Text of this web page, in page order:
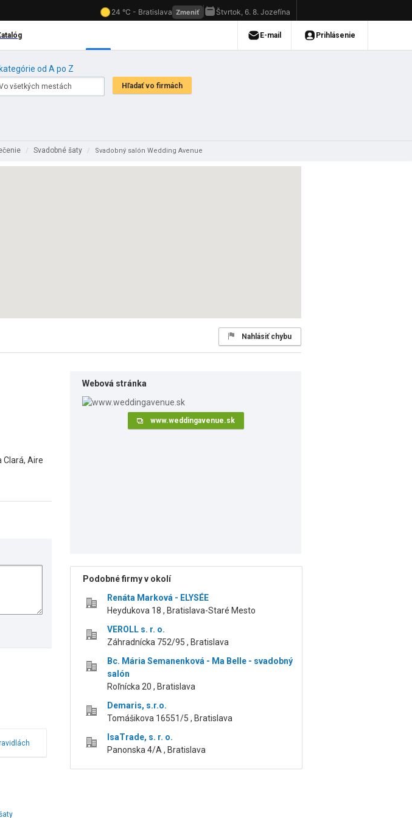
kategórie od A po Z
/ Svadobné šaty / Svadobný salón Wedding Avenue
Nahlásiť chybu
Clará, Aire
Webová stránka
www.weddingavenue.sk
Podobné firmy v okolí
Renáta Marková - ELYSÉE
Heydukova 18 , Bratislava-Staré Mesto
VEROLL s. r. o.
Záhradnícka 752/95 , Bratislava
Bc. Mária Semanenková - Ma Belle - svadobný
salón
Roľnícka 20 , Bratislava
Demaris, s.r.o.
Tomášikova 16551/5 , Bratislava
IsaTrade, s. r. o.
Panonska 4/A , Bratislava